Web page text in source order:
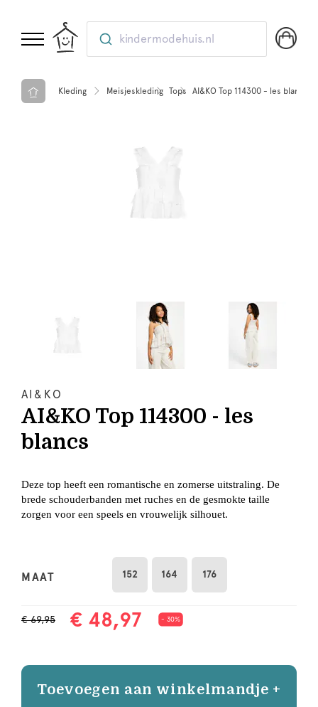
kindermodehuis.nl
Kleding Meisjeskleding Tops AI&KO Top 114300 - les blancs
AI&KO
AI&KO Top 114300 - les
blancs
Deze top heeft een romantische en zomerse uitstraling. De
brede schouderbanden met ruches en de gesmokte taille
zorgen voor een speels en vrouwelijk silhouet.
MAAT 152 164 176
€ 69,95 € 48,97 - 30%
Toevoegen aan winkelmandje +